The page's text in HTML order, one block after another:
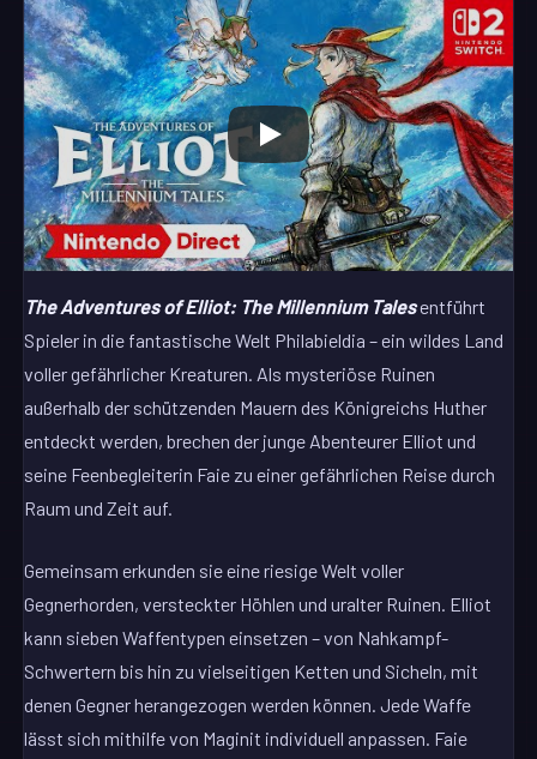
The Adventures of Elliot: The Millennium Talesentführt
Spieler in die fantastische Welt Philabieldia – ein wildes Land
voller gefährlicher Kreaturen. Als mysteriöse Ruinen
außerhalb der schützenden Mauern des Königreichs Huther
entdeckt werden, brechen der junge Abenteurer Elliot und
seine Feenbegleiterin Faie zu einer gefährlichen Reise durch
Raum und Zeit auf.
Gemeinsam erkunden sie eine riesige Welt voller
Gegnerhorden, versteckter Höhlen und uralter Ruinen. Elliot
kann sieben Waffentypen einsetzen – von Nahkampf-
Schwertern bis hin zu vielseitigen Ketten und Sicheln, mit
denen Gegner herangezogen werden können. Jede Waffe
lässt sich mithilfe von Maginit individuell anpassen. Faie